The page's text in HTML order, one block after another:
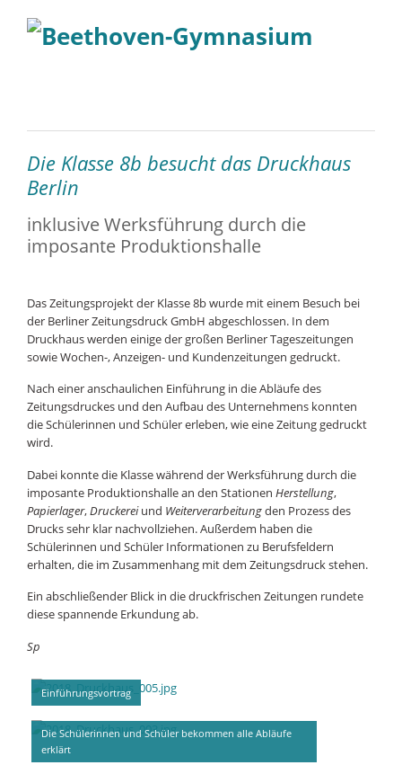
Die Klasse 8b besucht das Druckhaus
Berlin
inklusive Werksführung durch die
imposante Produktionshalle
Das Zeitungsprojekt der Klasse 8b wurde mit einem Besuch bei
der Berliner Zeitungsdruck GmbH abgeschlossen. In dem
Druckhaus werden einige der großen Berliner Tageszeitungen
sowie Wochen-, Anzeigen- und Kundenzeitungen gedruckt.
Nach einer anschaulichen Einführung in die Abläufe des
Zeitungsdruckes und den Aufbau des Unternehmens konnten
die Schülerinnen und Schüler erleben, wie eine Zeitung gedruckt
wird.
Dabei konnte die Klasse während der Werksführung durch die
imposante Produktionshalle an den Stationen Herstellung,
Papierlager,Druckereiund Weiterverarbeitungden Prozess des
Drucks sehr klar nachvollziehen. Außerdem haben die
Schülerinnen und Schüler Informationen zu Berufsfeldern
erhalten, die im Zusammenhang mit dem Zeitungsdruck stehen.
Ein abschließender Blick in die druckfrischen Zeitungen rundete
diese spannende Erkundung ab.
Sp
Einführungsvortrag
Die Schülerinnen und Schüler bekommen alle Abläufe
erklärt